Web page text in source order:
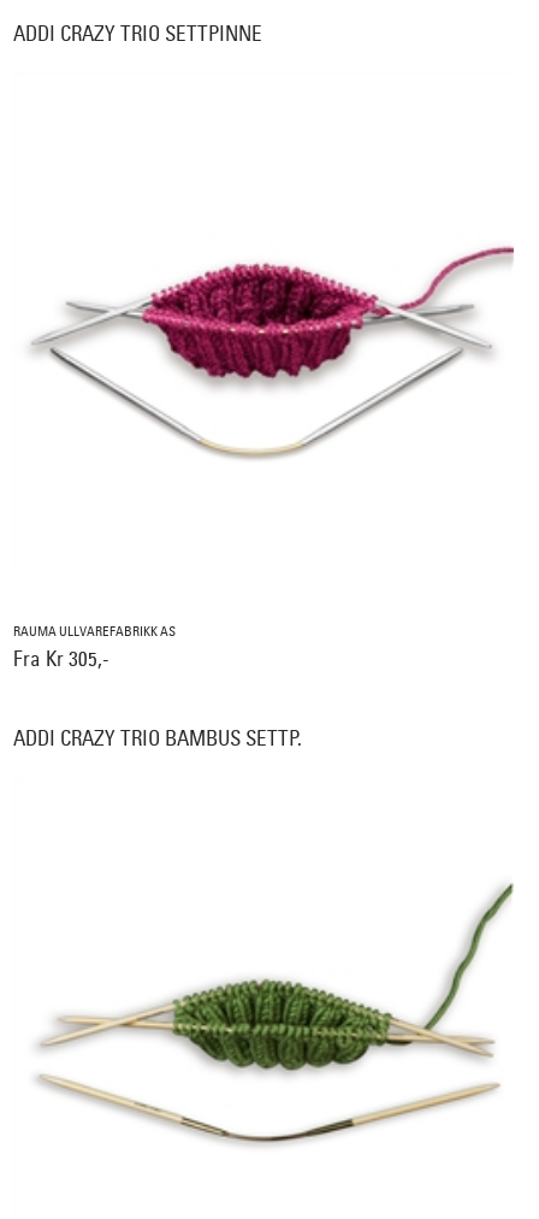
ADDI CRAZY TRIO SETTPINNE
RAUMA ULLVAREFABRIKK AS
Fra Kr 305,-
ADDI CRAZY TRIO BAMBUS SETTP.